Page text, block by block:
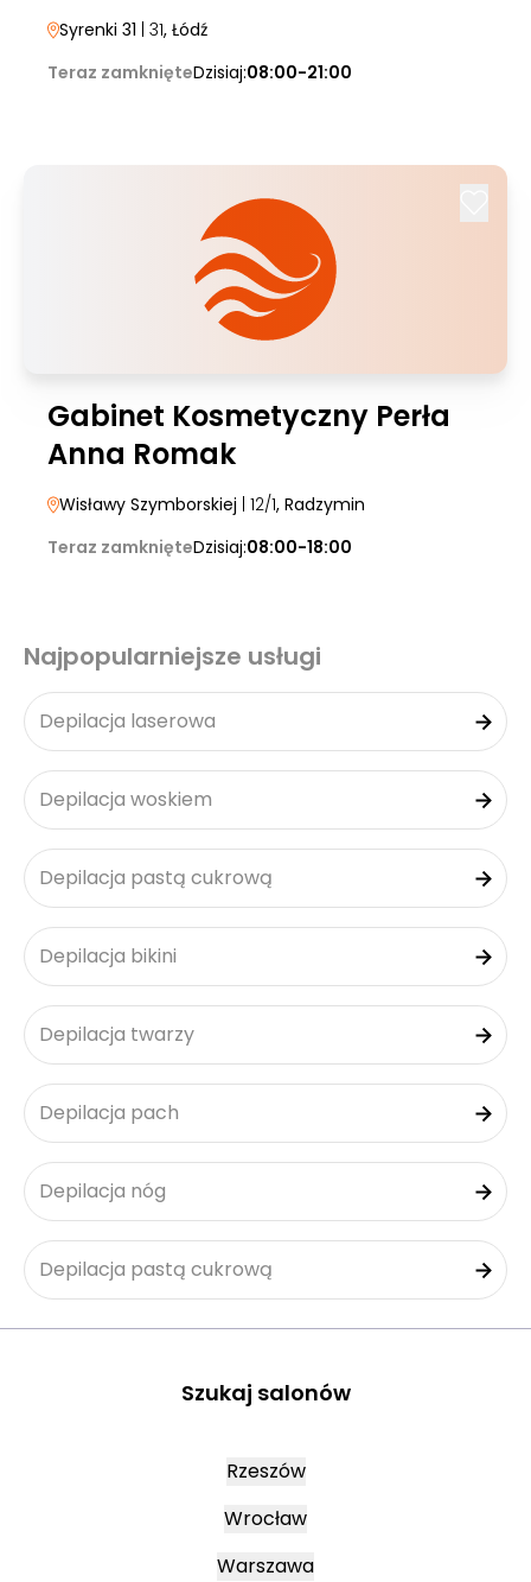
Syrenki 31 | 31, Łódź
Teraz zamknięteDzisiaj:08:00-21:00
Gabinet Kosmetyczny Perła
Anna Romak
Wisławy Szymborskiej | 12/1, Radzymin
Teraz zamknięteDzisiaj:08:00-18:00
Najpopularniejsze usługi
Depilacja laserowa
Depilacja woskiem
Depilacja pastą cukrową
Depilacja bikini
Depilacja twarzy
Depilacja pach
Depilacja nóg
Depilacja pastą cukrową
Szukaj salonów
Rzeszów
Wrocław
Warszawa